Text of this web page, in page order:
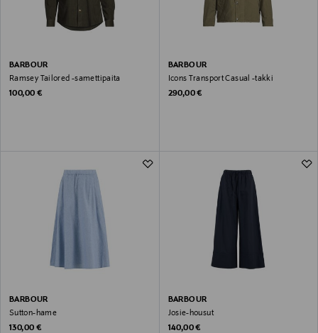
BARBOUR
Ramsey Tailored -samettipaita
Original Price
100,00 €
BARBOUR
Icons Transport Casual -takki
Original Price
290,00 €
BARBOUR
Sutton-hame
Original Price
130,00 €
BARBOUR
Josie-housut
Original Price
140,00 €